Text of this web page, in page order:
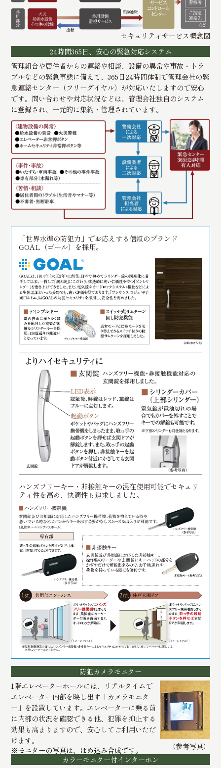
セキュリティサービス概念図
24時間365日、安心の緊急対応システム
管理組合や居住者からの連絡や相談、設備の異常や事故・トラ
ブルなどの緊急事態に備えて、365日24時間体制で管理会社の緊
急連絡センター（フリーダイヤル）が対応いたしますので安心
です。問い合わせや対応状況などは、管理会社独自のシステム
に登録され、一元的に集約・管理されています。
「世界水準の防犯力」でお応えする信頼のブランド
GOAL（ゴール）を採用。
ハンズフリーキー・非接触キーの混在使用可能でセキュリ
ティ性を高め、快適性も追求しました。
防犯カメラモニター
1階エレベーターホールには、リアルタイムで
エレベーター内部を映し出す「カメラモニタ
ー」を設置しています。エレベーターに乗る前
に内部の状況を確認できる他、犯罪を抑止する
効果も高まりますので、安心してご利用いただ
けます。
※モニターの写真は、はめ込み合成です。
（参考写真）
カラーモニター付インターホン